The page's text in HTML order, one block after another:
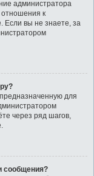
администратора
отношения к
Если вы не знаете, за
для
через ряд шагов,
сообщения?